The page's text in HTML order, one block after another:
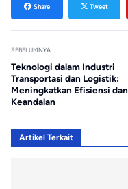
Share Tweet
SEBELUMNYA
Teknologi dalam Industri
Transportasi dan Logistik:
Meningkatkan Efisiensi dan
Keandalan
Artikel Terkait